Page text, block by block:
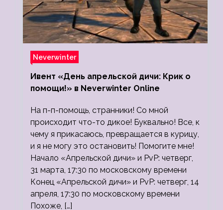
Neverwinter
Ивент «День апрельской дичи: Крик о
помощи!» в Neverwinter Online
На п-п-помощь, странники! Со мной
происходит что-то дикое! Буквально! Все, к
чему я прикасаюсь, превращается в курицу,
и я не могу это остановить! Помогите мне!
Начало «Апрельской дичи» и PvP: четверг,
31 марта, 17:30 по московскому времени
Конец «Апрельской дичи» и PvP: четверг, 14
апреля, 17:30 по московскому времени
Похоже, […]